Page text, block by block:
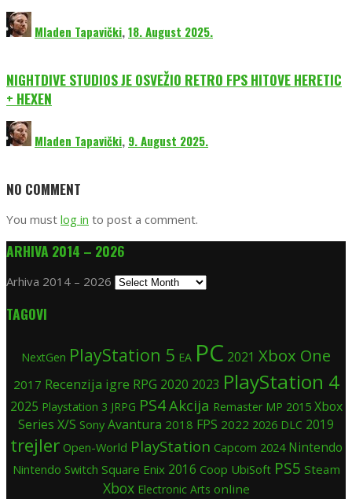
Mladen Tapavički,18. August 2025.
NIGHTDIVE STUDIOS JE OSVEŽIO RETRO FPS HITOVE HERETIC
+ HEXEN
Mladen Tapavički, 9. August 2025.
NO COMMENT
You must log in to post a comment.
ARHIVA 2014 – 2026
Arhiva 2014 – 2026
TAGOVI
NextGen PlayStation 5 EA PC 2021 Xbox One
2017 Recenzija igre RPG 2020 2023 PlayStation 4
2025 Playstation 3 JRPG PS4Akcija Remaster MP 2015 Xbox
Series X/S Sony Avantura 2018 FPS 2022 2026 DLC 2019
trejler Open-World PlayStation Capcom 2024 Nintendo
Nintendo Switch Square Enix 2016 Coop UbiSoft PS5 Steam
Xbox Electronic Arts online